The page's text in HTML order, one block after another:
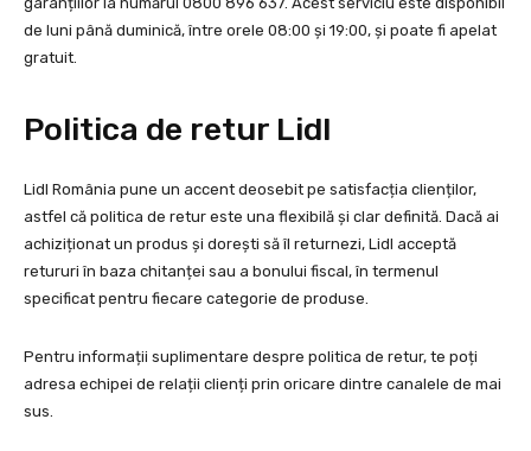
de luni până duminică, între orele 08:00 și 19:00, și poate fi apelat
gratuit.
Politica de retur Lidl
Lidl România pune un accent deosebit pe satisfacția clienților,
astfel că politica de retur este una flexibilă și clar definită. Dacă ai
achiziționat un produs și dorești să îl returnezi, Lidl acceptă
retururi în baza chitanței sau a bonului fiscal, în termenul
specificat pentru fiecare categorie de produse.
Pentru informații suplimentare despre politica de retur, te poți
adresa echipei de relații clienți prin oricare dintre canalele de mai
sus.